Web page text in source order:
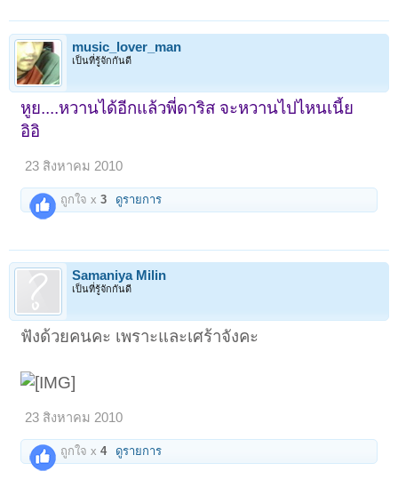
music_lover_man
เป็นที่รู้จักกันดี
หูย....หวานได้อีกแล้วพี่ดาริส จะหวานไปไหนเนี้ย
อิอิ
23 สิงหาคม 2010
ถูกใจ x3 ดูรายการ
Samaniya Milin
เป็นที่รู้จักกันดี
ฟังด้วยคนคะ เพราะและเศร้าจังคะ
23 สิงหาคม 2010
ถูกใจ x4 ดูรายการ